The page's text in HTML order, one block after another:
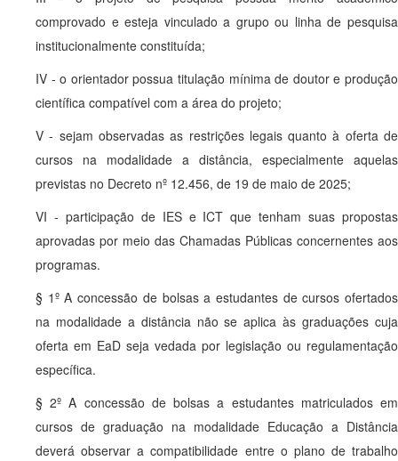
comprovado e esteja vinculado a grupo ou linha de pesquisa
institucionalmente constituída;
IV - o orientador possua titulação mínima de doutor e produção
científica compatível com a área do projeto;
V - sejam observadas as restrições legais quanto à oferta de
cursos na modalidade a distância, especialmente aquelas
previstas no Decreto nº 12.456, de 19 de maio de 2025;
VI - participação de IES e ICT que tenham suas propostas
aprovadas por meio das Chamadas Públicas concernentes aos
programas.
§ 1º A concessão de bolsas a estudantes de cursos ofertados
na modalidade a distância não se aplica às graduações cuja
oferta em EaD seja vedada por legislação ou regulamentação
específica.
§ 2º A concessão de bolsas a estudantes matriculados em
cursos de graduação na modalidade Educação a Distância
deverá observar a compatibilidade entre o plano de trabalho